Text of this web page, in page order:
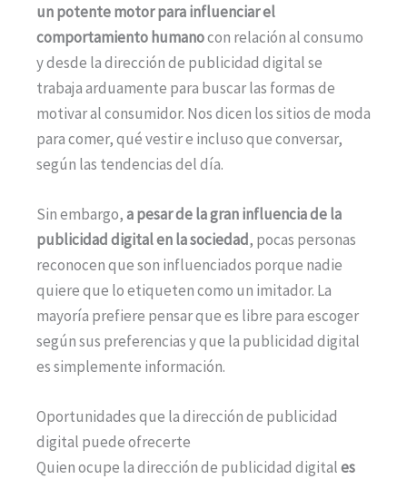
un potente motor para influenciar el
comportamiento humanocon relación al consumo
y desde la dirección de publicidad digital se
trabaja arduamente para buscar las formas de
motivar al consumidor. Nos dicen los sitios de moda
para comer, qué vestir e incluso que conversar,
según las tendencias del día.
Sin embargo,a pesar de la gran influencia de la
publicidad digital en la sociedad, pocas personas
reconocen que son influenciados porque nadie
quiere que lo etiqueten como un imitador. La
mayoría prefiere pensar que es libre para escoger
según sus preferencias y que la publicidad digital
es simplemente información.
Oportunidades que la dirección de publicidad
digital puede ofrecerte
Quien ocupe la dirección de publicidad digitales